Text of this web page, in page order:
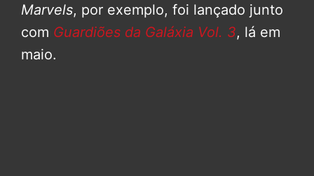
Marvels, por exemplo, foi lançado junto
com Guardiões da Galáxia Vol. 3, lá em
maio.